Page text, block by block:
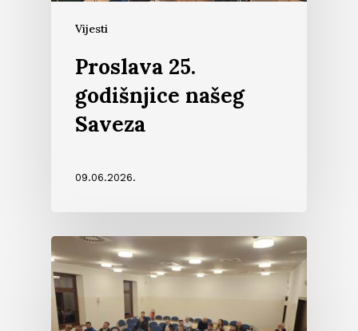
Vijesti
Proslava 25.
godišnjice našeg
Saveza
09.06.2026.